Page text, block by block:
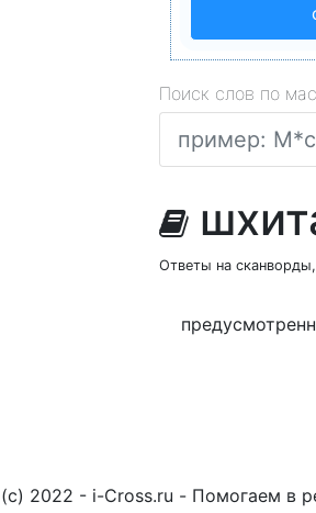
Поиск слов по
Ответы на
(c) 2022 - i-Cross.ru - Помогаем в